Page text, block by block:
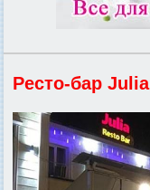
Ресто-бар Julia